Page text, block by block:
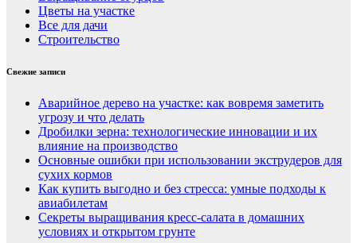
Цветы на участке
Все для дачи
Строительство
Свежие записи
Аварийное дерево на участке: как вовремя заметить
угрозу и что делать
Дробилки зерна: технологические инновации и их
влияние на производство
Основные ошибки при использовании экструдеров для
сухих кормов
Как купить выгодно и без стресса: умные подходы к
авиабилетам
Секреты выращивания кресс-салата в домашних
условиях и открытом грунте